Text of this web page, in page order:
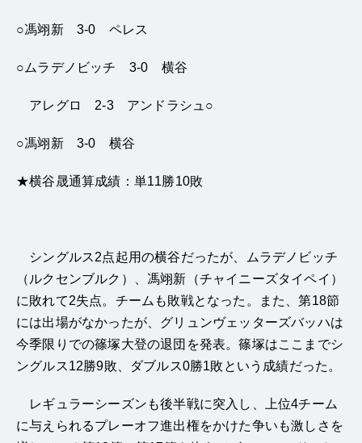
○馮翊新 3-0 ペレス
○ムラデノビッチ 3-0 横谷
アレグロ 2-3 アンドラシュ○
○馮翊新 3-0 横谷
★横谷晟通算成績：単11勝10敗
シングルス2点起用の横谷だったが、ムラデノビッチ
（ルクセンブルク）、馮翊新（チャイニーズタイペイ）
に敗れて2失点。チームも敗戦となった。また、第18節
には出場がなかったが、グリュンヴェッターズバッハは
今季限りでの篠塚大登の退団を発表。篠塚はここまでシ
ングルス12勝9敗、ダブルス0勝1敗という成績だった。
レギュラーシーズンも後半戦に突入し、上位4チーム
に与えられるプレーオフ進出権をかけた争いも激しさを